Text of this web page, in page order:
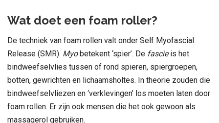
Wat doet een foam roller?
De techniek van foam rollen valt onder Self Myofascial
Release (SMR). Myobetekent ‘spier’. De fascieis het
bindweefselvlies tussen of rond spieren, spiergroepen,
botten, gewrichten en lichaamsholtes. In theorie zouden die
bindweefselvliezen en ‘verklevingen’ los moeten laten door
foam rollen. Er zijn ook mensen die het ook gewoon als
massagerol gebruiken.